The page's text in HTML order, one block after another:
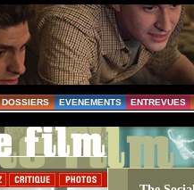
DOSSIERS EVENEMENTS ENTREVUES